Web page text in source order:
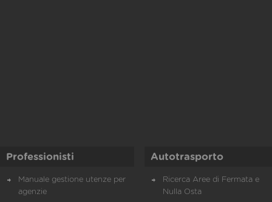
Professionisti
Manuale gestione utenze per
agenzie
Autotrasporto
Ricerca Aree di Fermata e
Nulla Osta